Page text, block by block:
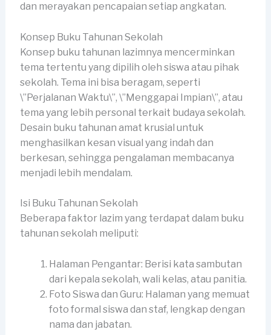
dan merayakan pencapaian setiap angkatan.
Konsep Buku Tahunan Sekolah
Konsep buku tahunan lazimnya mencerminkan
tema tertentu yang dipilih oleh siswa atau pihak
sekolah. Tema ini bisa beragam, seperti
\”Perjalanan Waktu\”, \”Menggapai Impian\”, atau
tema yang lebih personal terkait budaya sekolah.
Desain buku tahunan amat krusial untuk
menghasilkan kesan visual yang indah dan
berkesan, sehingga pengalaman membacanya
menjadi lebih mendalam.
Isi Buku Tahunan Sekolah
Beberapa faktor lazim yang terdapat dalam buku
tahunan sekolah meliputi:
Halaman Pengantar: Berisi kata sambutan
dari kepala sekolah, wali kelas, atau panitia.
Foto Siswa dan Guru: Halaman yang memuat
foto formal siswa dan staf, lengkap dengan
nama dan jabatan.